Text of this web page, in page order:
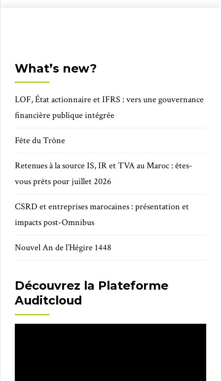
What’s new?
LOF, État actionnaire et IFRS : vers une gouvernance
financière publique intégrée
Fête du Trône
Retenues à la source IS, IR et TVA au Maroc : êtes-
vous prêts pour juillet 2026
CSRD et entreprises marocaines : présentation et
impacts post-Omnibus
Nouvel An de l’Hégire 1448
Découvrez la Plateforme
Auditcloud